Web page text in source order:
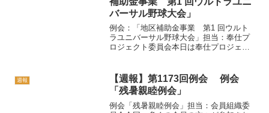
バーサル野球大会」
例会：「地区補助金事業 第1 回ウルト
ラユニバーサル野球大会」担当：奉仕プ
ロジェクト委員会本日は奉仕プロジェク
球大会ってなんだろう」がテーマです。
例会行事についてはプ...
週報
【週報】第1173回例会 例会
「残暑親睦例会」
例会「残暑親睦例会」担当：会員組織委